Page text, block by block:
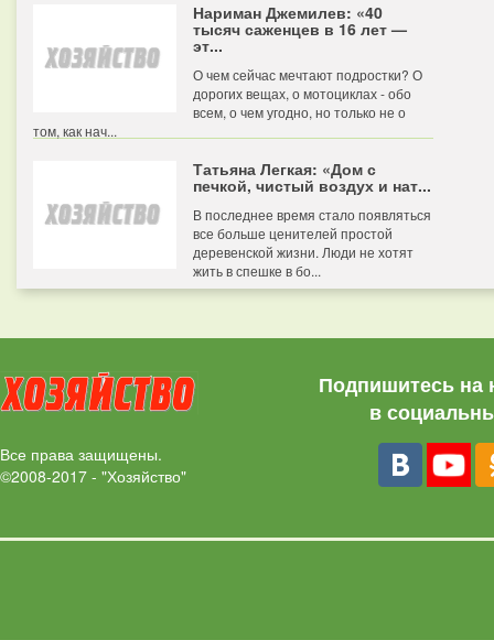
Нариман Джемилев: «40
тысяч саженцев в 16 лет —
эт...
О чем сейчас мечтают подростки? О
дорогих вещах, о мотоциклах - обо
всем, о чем угодно, но только не о
том, как нач...
Татьяна Легкая: «Дом с
печкой, чистый воздух и нат...
В последнее время стало появляться
все больше ценителей простой
деревенской жизни. Люди не хотят
жить в спешке в бо...
Все права защищены.
©2008-2017 - "Хозяйство"
Подпишитесь на
в